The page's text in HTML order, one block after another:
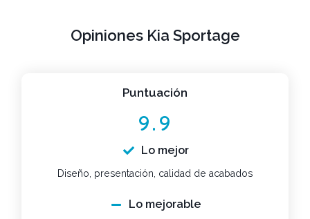
Opiniones Kia Sportage
Puntuación
9.9
Lo mejor
Diseño, presentación, calidad de acabados
Lo mejorable